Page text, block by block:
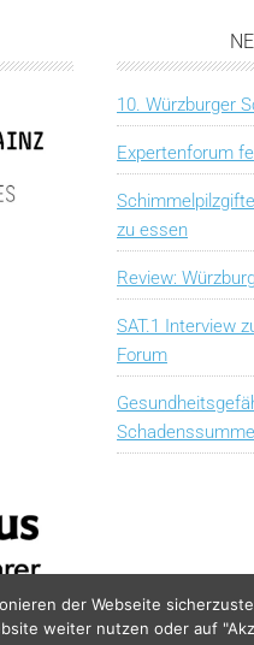
10. Würzburger
Expertenforum
zu essen
Review:
SAT.1 Interview
Forum
der Webseite
weiter nutzen oder auf